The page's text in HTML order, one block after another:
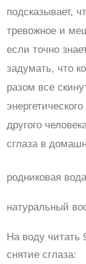
подсказывает,
тревожное и
если точно
задумать, что
разом все
другого
сглаза в
родниковая
натуральный
На воду читать
снятие сглаза: